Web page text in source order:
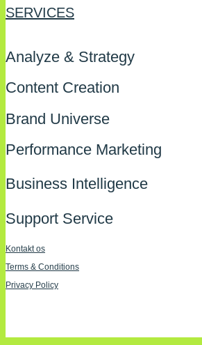
SERVICES
Analyze & Strategy
Content Creation
Brand Universe
Performance Marketing
Business Intelligence
Support Service
Kontakt os
Terms & Conditions
Privacy Policy